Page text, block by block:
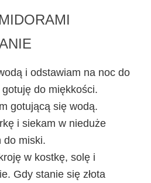
i odstawiam na noc do
do miękkości.
gotującą się wodą.
i siekam w nieduże
do miski.
w kostkę, solę i
Gdy stanie się złota